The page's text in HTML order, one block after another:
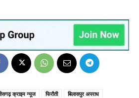
क्राइम न्यूज फिरौती
बिलासपुर अपराध